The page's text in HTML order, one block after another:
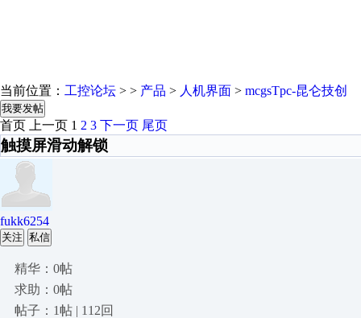
当前位置： 工控论坛 > > 产品 > 人机界面 > mcgsTpc-昆仑技创
我要发帖
首页 上一页 1 2 3 下一页 尾页
触摸屏滑动解锁
fukk6254
关注 私信
精华：0帖
求助：0帖
帖子：1帖 | 112回